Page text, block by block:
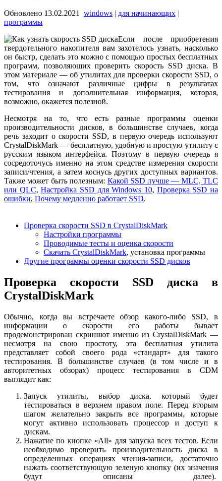
Обновлено 13.02.2021 windows | для начинающих |
программы
Если после приобретения
твердотельного накопителя вам захотелось узнать, насколько
он быстр, сделать это можно с помощью простых бесплатных
программ, позволяющих проверить скорость SSD диска. В
этом материале — об утилитах для проверки скорости SSD, о
том, что означают различные цифры в результатах
тестирования и дополнительная информация, которая,
возможно, окажется полезной.
Несмотря на то, что есть разные программы оценки
производительности дисков, в большинстве случаев, когда
речь заходит о скорости SSD, в первую очередь используют
CrystalDiskMark — бесплатную, удобную и простую утилиту с
русским языком интерфейса. Поэтому в первую очередь я
сосредоточусь именно на этом средстве измерения скорости
записи/чтения, а затем коснусь других доступных вариантов.
Также может быть полезным: Какой SSD лучше — MLC, TLC
или QLC,Настройка SSD для Windows 10, Проверка SSD на
ошибки, Почему медленно работает SSD.
Проверка скорости SSD в CrystalDiskMark
Настройки программы
Проводимые тесты и оценка скорости
Скачать CrystalDiskMark, установка программы
Другие программы оценки скорости SSD дисков
Проверка скорости SSD диска в
CrystalDiskMark
Обычно, когда вы встречаете обзор какого-либо SSD, в
информации о скорости его работы бывает
продемонстрирован скриншот именно из CrystalDiskMark —
несмотря на свою простоту, эта бесплатная утилита
представляет собой своего рода «стандарт» для такого
тестирования. В большинстве случаев (в том числе и в
авторитетных обзорах) процесс тестирования в CDM
выглядит как:
Запуск утилиты, выбор диска, который будет
тестироваться в верхнем правом поле. Перед вторым
шагом желательно закрыть все программы, которые
могут активно использовать процессор и доступ к
дискам.
Нажатие по кнопке «All» для запуска всех тестов. Если
необходимо проверить производительность диска в
определенных операциях чтения-записи, достаточно
нажать соответствующую зеленую кнопку (их значения
будут описаны далее).